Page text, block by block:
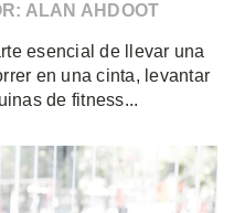
ALAN AHDOOT
esencial de llevar una
en una cinta, levantar
de fitness...